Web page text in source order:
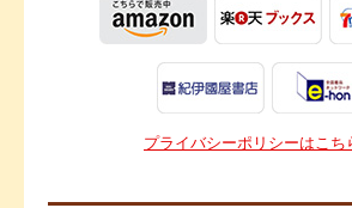
プライバシーポリシーはこち